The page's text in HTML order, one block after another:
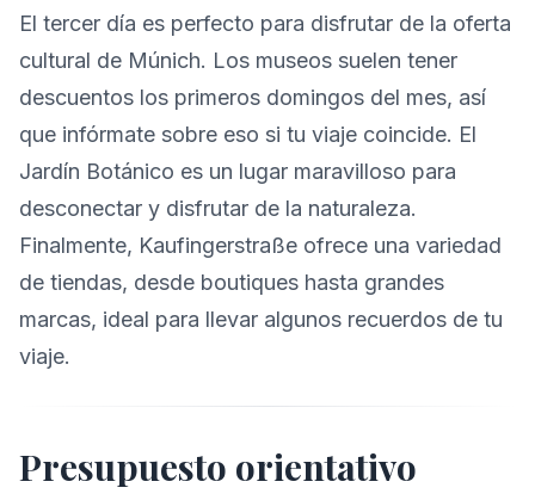
El tercer día es perfecto para disfrutar de la oferta
cultural de Múnich. Los museos suelen tener
descuentos los primeros domingos del mes, así
que infórmate sobre eso si tu viaje coincide. El
Jardín Botánico es un lugar maravilloso para
desconectar y disfrutar de la naturaleza.
Finalmente, Kaufingerstraße ofrece una variedad
de tiendas, desde boutiques hasta grandes
marcas, ideal para llevar algunos recuerdos de tu
viaje.
Presupuesto orientativo